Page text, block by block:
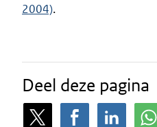
2004).
Deel deze pagina